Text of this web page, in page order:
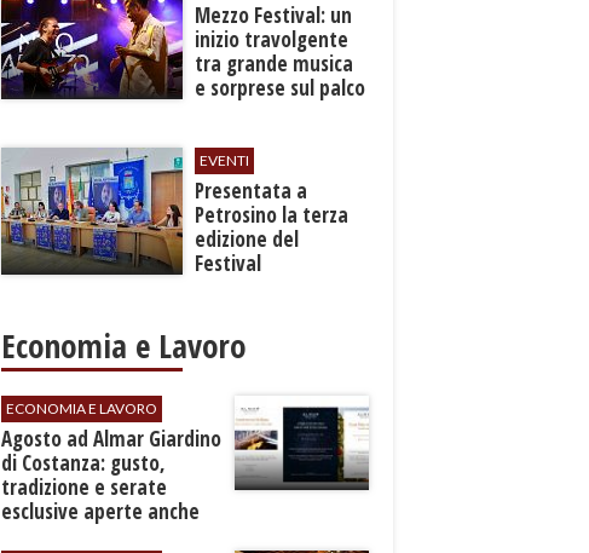
Mezzo Festival: un
inizio travolgente
tra grande musica
e sorprese sul palco
EVENTI
Presentata a
Petrosino la terza
edizione del
Festival
"Voci dal
Mediterraneo"
Economia e Lavoro
ECONOMIA E LAVORO
Agosto ad Almar Giardino
di Costanza: gusto,
tradizione e serate
esclusive aperte anche